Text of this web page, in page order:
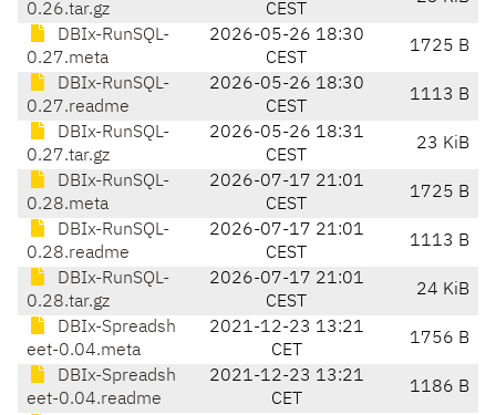
0.26.tar.gz CEST
DBIx-RunSQL-
0.27.meta
2026-05-26 18:30
CEST
1725 B
DBIx-RunSQL-
0.27.readme
2026-05-26 18:30
CEST
1113 B
DBIx-RunSQL-
0.27.tar.gz
2026-05-26 18:31
CEST
23 KiB
DBIx-RunSQL-
0.28.meta
2026-07-17 21:01
CEST
1725 B
DBIx-RunSQL-
0.28.readme
2026-07-17 21:01
CEST
1113 B
DBIx-RunSQL-
0.28.tar.gz
2026-07-17 21:01
CEST
24 KiB
DBIx-Spreadsh
eet-0.04.meta
2021-12-23 13:21
CET
1756 B
DBIx-Spreadsh
eet-0.04.readme
2021-12-23 13:21
CET
1186 B